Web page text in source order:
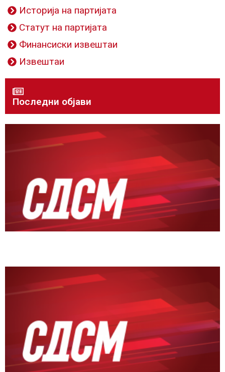
Историја на партијата
Статут на партијата
Финансиски извештаи
Извештаи
Последни објави